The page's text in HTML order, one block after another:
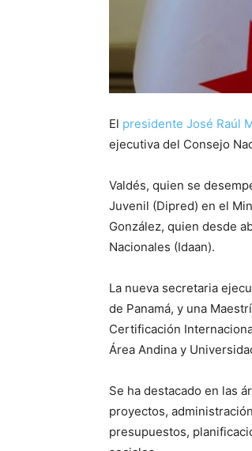
El presidente José Raúl
ejecutiva del Consejo
Valdés, quien se
Juvenil (Dipred) en el
González, quien desde
Nacionales (Idaan).
La nueva secretaria
de Panamá, y una
Certificación
Área Andina y
Se ha destacado en las
proyectos,
presupuestos,